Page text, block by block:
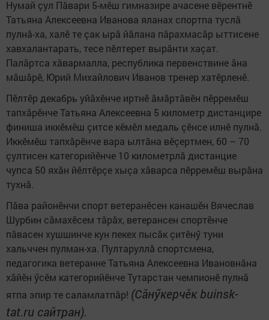
Нумай çул Пăвари 5-мӗш гимназире ачасене вӗрентнӗ
Татьяна Алексеевна Иванова яланах спортпа туслă
пулнă-ха, халӗ те çак ырă йăлана пăрахмасăр ыттисене
хавхалантарать, тесе пӗлтерет вырăнти хаçат.
Палăртса хăвармалла, республика первенствине ăна
мăшăрӗ, Юрий Михайлович Иванов тренер хатӗрленӗ.
Пӗлтӗр декабрь уйăхӗнче иртнӗ ăмăртăвӗн пӗрремӗш
тапхăрӗнче Татьяна Алексеевна 5 километр дистанцире
финиша иккӗмӗш çитсе кӗмӗл медаль çӗнсе илнӗ пулнă.
Иккӗмӗш тапхăрӗнче вара ылтăна вӗçертмен, 60 – 70
çултисен категорийӗнче 10 километрлă дистанцие
чупса 50 яхăн йӗлтӗрçе хыçа хăварса пӗрремӗш вырăна
тухнă.
Пăва районӗнчи спорт ветеранӗсен канашӗн Вячеслав
Шурбин сăмахӗсем тăрăх, ветерансен спортӗнче
пăвасен хушшинче кун пекех пысăк çитӗнӳ туни
хальччен пулман-ха. Пултаруллă спортсмена,
педагогика ветеранне Татьяна Алексеевна Ивановнăна
хăйӗн ӳсӗм категорийӗнче Тутарстан чемпионӗ пулнă
ятпа эпир те саламлатпăр! (Сăнӳкерчӗк buinsk-
tat.ru сайтран).